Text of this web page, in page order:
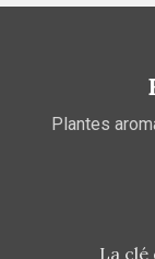
Plantes
La clé